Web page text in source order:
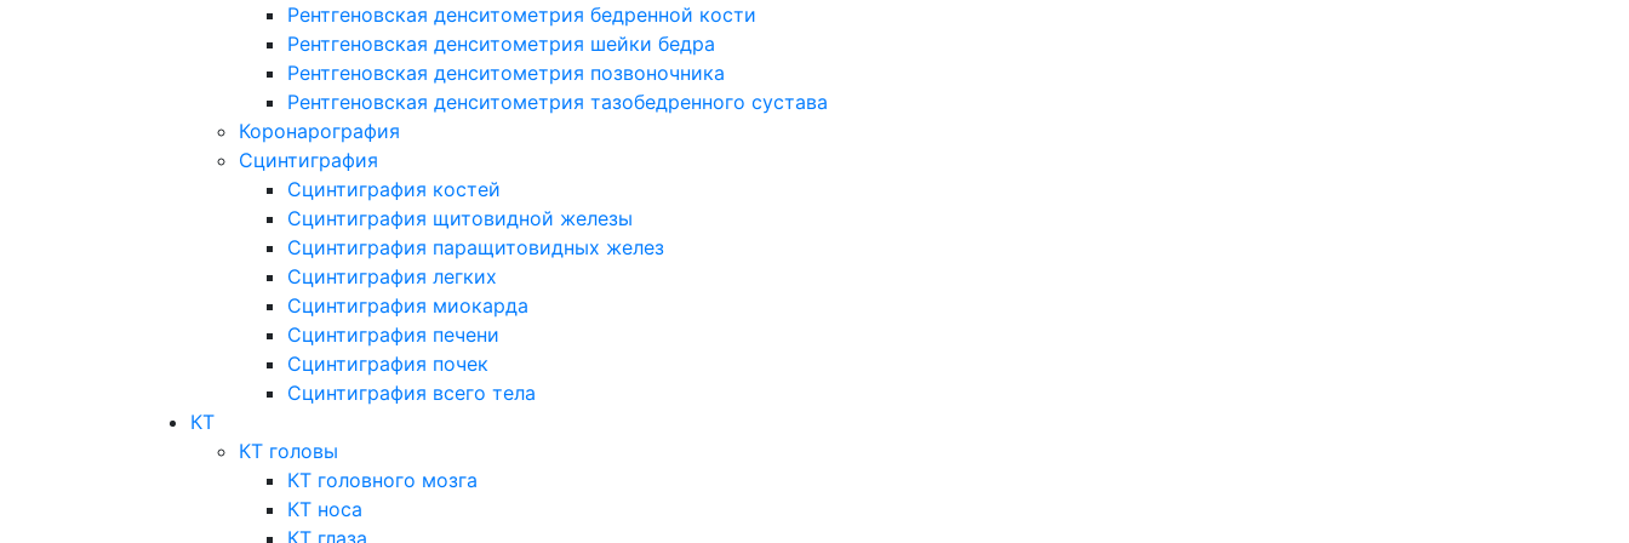
Рентгеновская денситометрия бедренной кости
Рентгеновская денситометрия шейки бедра
Рентгеновская денситометрия позвоночника
Рентгеновская денситометрия тазобедренного сустава
Коронарография
Сцинтиграфия
Сцинтиграфия костей
Сцинтиграфия щитовидной железы
Сцинтиграфия паращитовидных желез
Сцинтиграфия легких
Сцинтиграфия миокарда
Сцинтиграфия печени
Сцинтиграфия почек
Сцинтиграфия всего тела
КТ
КТ головы
КТ головного мозга
КТ носа
КТ глаза